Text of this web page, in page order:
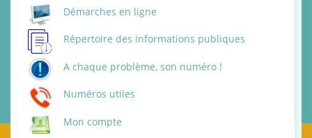
Démarches en ligne
Répertoire des informations publiques
A chaque problème, son numéro !
Numéros utiles
Mon compte